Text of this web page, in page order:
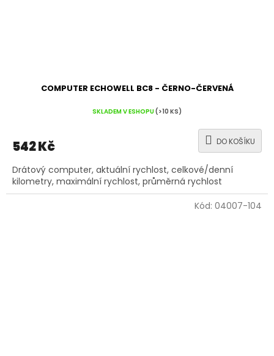
COMPUTER ECHOWELL BC8 - ČERNO-ČERVENÁ
SKLADEM V ESHOPU(>10 KS)
542 Kč DO KOŠÍKU
Drátový computer, aktuální rychlost, celkové/denní
kilometry, maximální rychlost, průměrná rychlost
Kód: 04007-104